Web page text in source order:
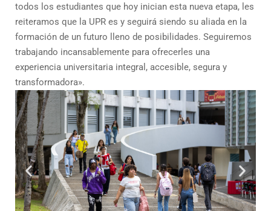
todos los estudiantes que hoy inician esta nueva etapa, les
reiteramos que la UPR es y seguirá siendo su aliada en la
formación de un futuro lleno de posibilidades. Seguiremos
trabajando incansablemente para ofrecerles una
experiencia universitaria integral, accesible, segura y
transformadora».